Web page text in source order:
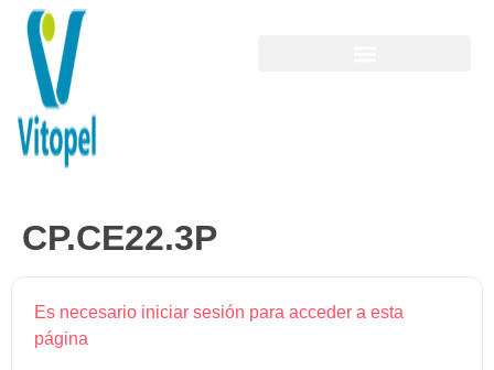
CP.CE22.3P
Es necesario iniciar sesión para acceder a esta
página